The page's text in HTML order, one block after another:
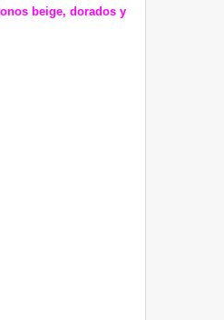
beige, dorados y